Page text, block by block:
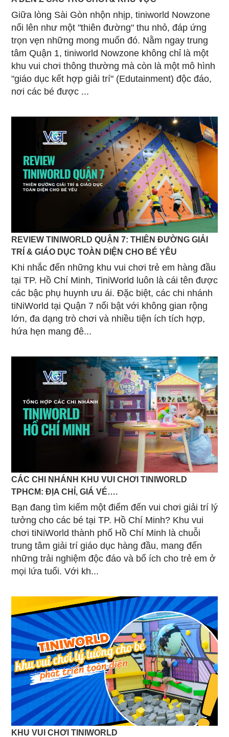
Giữa lòng Sài Gòn nhộn nhịp, tiniworld Nowzone
nổi lên như một "thiên đường" thu nhỏ, đáp ứng
trọn vẹn những mong muốn đó. Nằm ngay trung
tâm Quận 1, tiniworld Nowzone không chỉ là một
khu vui chơi thông thường mà còn là một mô hình
"giáo dục kết hợp giải trí" (Edutainment) độc đáo,
nơi các bé được ...
REVIEW TINIWORLD QUẬN 7: THIÊN ĐƯỜNG GIẢI
TRÍ & GIÁO DỤC TOÀN DIỆN CHO BÉ YÊU
Khi nhắc đến những khu vui chơi trẻ em hàng đầu
tại TP. Hồ Chí Minh, TiniWorld luôn là cái tên được
các bậc phụ huynh ưu ái. Đặc biệt, các chi nhánh
tiNiWorld tại Quận 7 nổi bật với không gian rộng
lớn, đa dạng trò chơi và nhiều tiện ích tích hợp,
hứa hẹn mang đê...
CÁC CHI NHÁNH KHU VUI CHƠI TINIWORLD
TPHCM: ĐỊA CHỈ, GIÁ VÉ….
Bạn đang tìm kiếm một điểm đến vui chơi giải trí lý
tưởng cho các bé tại TP. Hồ Chí Minh? Khu vui
chơi tiNiWorld thành phố Hồ Chí Minh là chuỗi
trung tâm giải trí giáo dục hàng đầu, mang đến
những trải nghiệm độc đáo và bổ ích cho trẻ em ở
mọi lứa tuổi. Với kh...
KHU VUI CHƠI TINIWORLD